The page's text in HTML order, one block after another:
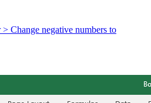
Change negative numbers to